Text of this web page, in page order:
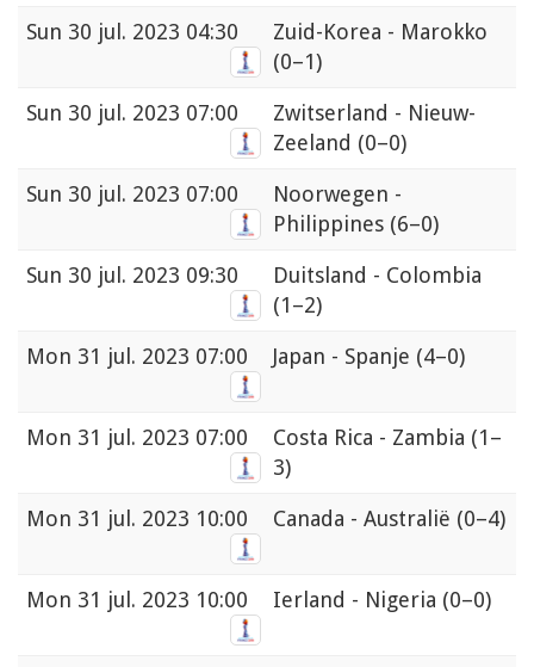
Sun 30 jul. 2023 04:30
Zuid-Korea - Marokko
(0–1)
Sun 30 jul. 2023 07:00
Zwitserland - Nieuw-
Zeeland (0–0)
Sun 30 jul. 2023 07:00
Noorwegen -
Philippines (6–0)
Sun 30 jul. 2023 09:30
Duitsland - Colombia
(1–2)
Mon 31 jul. 2023 07:00 Japan - Spanje (4–0)
Mon 31 jul. 2023 07:00 Costa Rica - Zambia (1–
3)
Mon 31 jul. 2023 10:00 Canada - Australië (0–4)
Mon 31 jul. 2023 10:00 Ierland - Nigeria (0–0)